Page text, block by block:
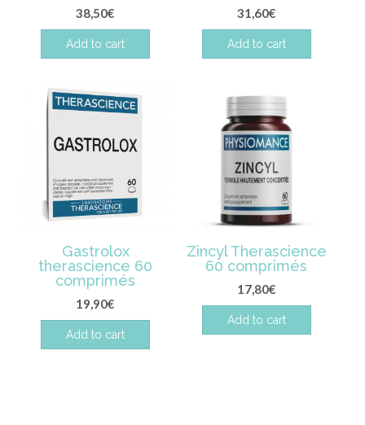
38,50€
Add to cart
31,60€
Add to cart
Gastrolox
therascience 60
comprimés
19,90€
Add to cart
Zincyl Therascience
60 comprimés
17,80€
Add to cart